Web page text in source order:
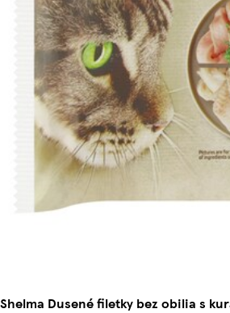
Shelma Dusené filetky bez obilia s